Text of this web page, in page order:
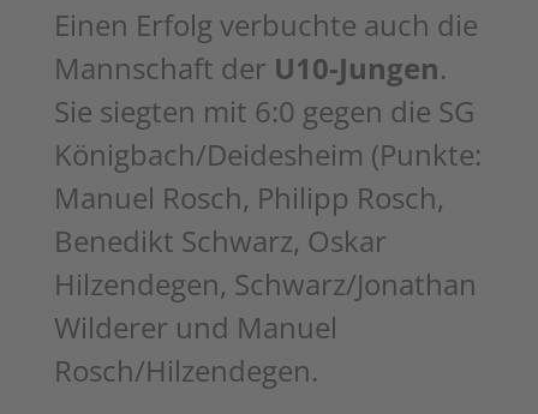
Einen Erfolg verbuchte auch die
Mannschaft der U10-Jungen.
Sie siegten mit 6:0 gegen die SG
Königbach/Deidesheim (Punkte:
Manuel Rosch, Philipp Rosch,
Benedikt Schwarz, Oskar
Hilzendegen, Schwarz/Jonathan
Wilderer und Manuel
Rosch/Hilzendegen.